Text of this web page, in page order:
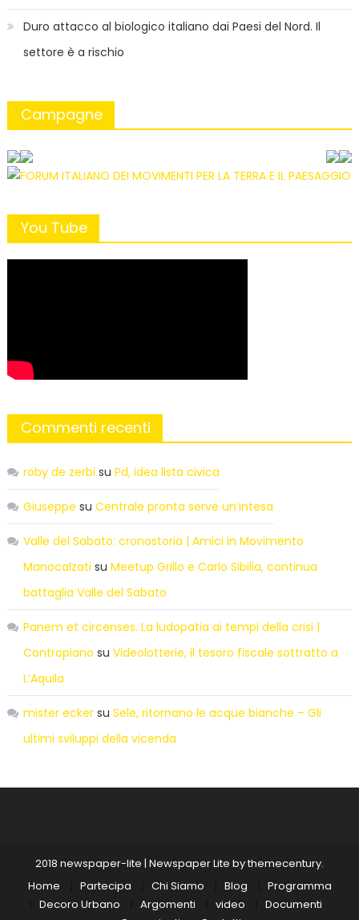
Duro attacco al biologico italiano dai Paesi del Nord. Il
settore è a rischio
Campagne
You Tube
Commenti recenti
roby de zerbi su Pd, idea lista civica
Giuseppe su Centrale pronta serve un’intesa
Valle del Sabato: cronostoria | Amici in Movimento
Manocalzati su Meetup Grillo e Carlo Sibilia, continua
battaglia Valle del Sabato
Panem et circenses. La ludopatia ai tempi della crisi |
Contropiano su Videolotterie, il tesoro fiscale sottratto a
L’Aquila
mister eckersu Sele, ritornano le acque bianche – Gli
ultimi sviluppi della vicenda
2018 newspaper-lite | Newspaper Lite bythemecentury.
Home
Partecipa Chi Siamo Blog
Programma
Decoro Urbano
Argomenti video
Documenti